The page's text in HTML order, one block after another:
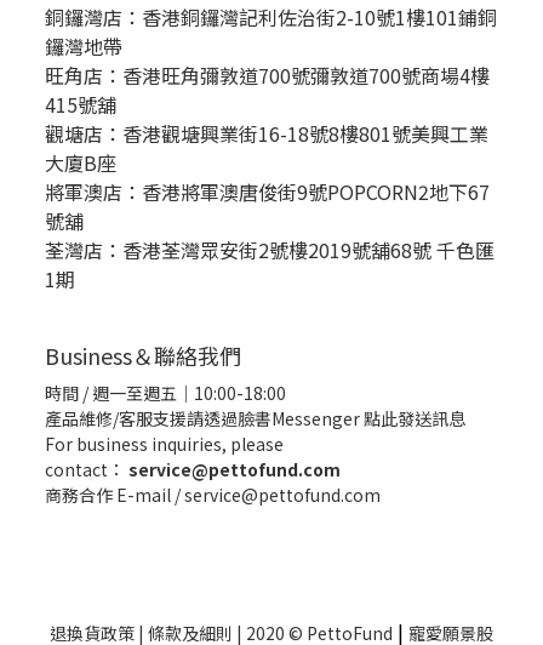
銅鑼灣店： 香港銅鑼灣記利佐治街2-10號1樓101鋪銅
鑼灣地帶
旺角店：香港旺角彌敦道700號彌敦道700號商場4樓
415號舖
觀塘店：香港觀塘興業街16-18號8樓801號美興工業
大廈B座
將軍澳店：香港將軍澳唐俊街9號POPCORN2地下67
號舖
荃灣店：香港荃灣眾安街2號樓2019號舖68號 千色匯
1期
Business＆聯絡我們
時間 / 週一至週五｜10:00-18:00
產品維修/客服支援請透過臉書Messenger點此發送訊息
For business inquiries, please
contact： service@pettofund.com
商務合作 E-mail / service@pettofund.com
退換貨政策 | 條款及細則 | 2020 © PettoFund | 寵愛願景股